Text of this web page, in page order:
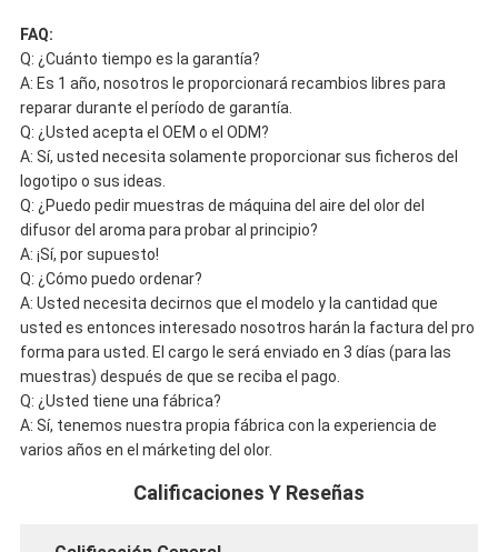
FAQ:
Q: ¿Cuánto tiempo es la garantía?
A: Es 1 año, nosotros le proporcionará recambios libres para
reparar durante el período de garantía.
Q: ¿Usted acepta el OEM o el ODM?
A: Sí, usted necesita solamente proporcionar sus ficheros del
logotipo o sus ideas.
Q: ¿Puedo pedir muestras de máquina del aire del olor del
difusor del aroma para probar al principio?
A: ¡Sí, por supuesto!
Q: ¿Cómo puedo ordenar?
A: Usted necesita decirnos que el modelo y la cantidad que
usted es entonces interesado nosotros harán la factura del pro
forma para usted. El cargo le será enviado en 3 días (para las
muestras) después de que se reciba el pago.
Q: ¿Usted tiene una fábrica?
A: Sí, tenemos nuestra propia fábrica con la experiencia de
varios años en el márketing del olor.
Calificaciones Y Reseñas